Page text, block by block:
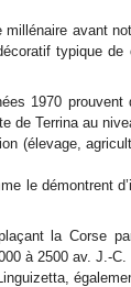
avant
typique
1970
de Terrina au
(élevage,
le démontrent
la Corse
à 2500 av. J.-C.